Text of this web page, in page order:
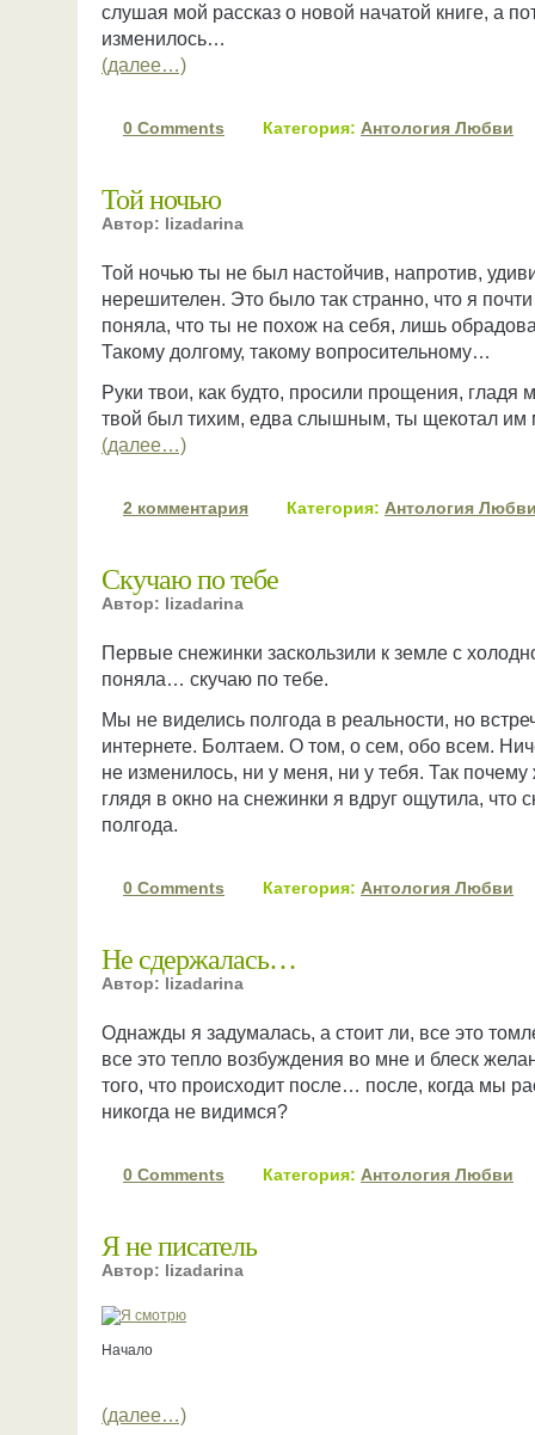
слушая мой рассказ о новой начатой книге, а
изменилось…
(далее…)
0 Comments Категория: Антология Любви
Той ночью
Автор: lizadarina
Той ночью ты не был настойчив, напротив,
нерешителен. Это было так странно, что я
поняла, что ты не похож на себя, лишь
Такому долгому, такому вопросительному…
Руки твои, как будто, просили прощения, гладя
твой был тихим, едва слышным, ты щекотал
(далее…)
2 комментария Категория: Антология
Скучаю по тебе
Автор: lizadarina
Первые снежинки заскользили к земле с
поняла… скучаю по тебе.
Мы не виделись полгода в реальности, но
интернете. Болтаем. О том, о сем, обо всем.
не изменилось, ни у меня, ни у тебя. Так
глядя в окно на снежинки я вдруг ощутила, что
полгода.
0 Comments Категория: Антология Любви
Не сдержалась…
Автор: lizadarina
Однажды я задумалась, а стоит ли, все это
все это тепло возбуждения во мне и блеск
того, что происходит после… после, когда мы
никогда не видимся?
0 Comments Категория: Антология Любви
Я не писатель
Автор: lizadarina
Начало
(далее…)